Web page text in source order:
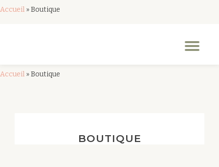
Accueil »Boutique
Accueil »Boutique
BOUTIQUE